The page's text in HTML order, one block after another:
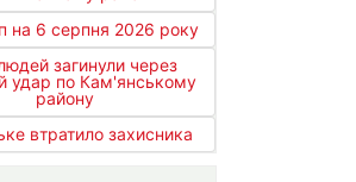
на 6 серпня 2026 року
загинули через
удар по Кам'янському
району
втратило захисника